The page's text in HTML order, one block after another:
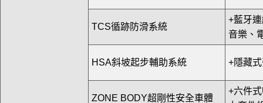
TCS循跡防滑系統
+藍牙
音樂、
HSA斜坡起步輔助系統 +隱藏
ZONE BODY超剛性安全車體
+六件